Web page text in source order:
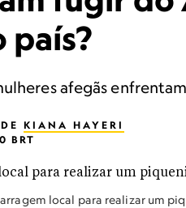
país?
afegãs
KIANA HAYERI
BRT
local para realizar um